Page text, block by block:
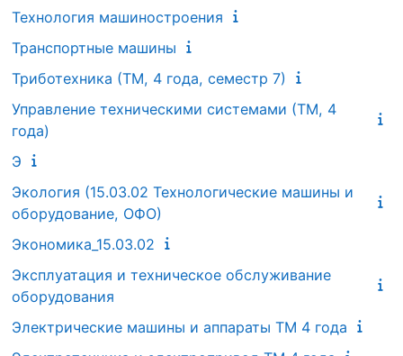
Технология машиностроения
Транспортные машины
Триботехника (ТМ, 4 года, семестр 7)
Управление техническими системами (ТМ, 4
года)
Э
Экология (15.03.02 Технологические машины и
оборудование, ОФО)
Экономика_15.03.02
Эксплуатация и техническое обслуживание
оборудования
Электрические машины и аппараты ТМ 4 года